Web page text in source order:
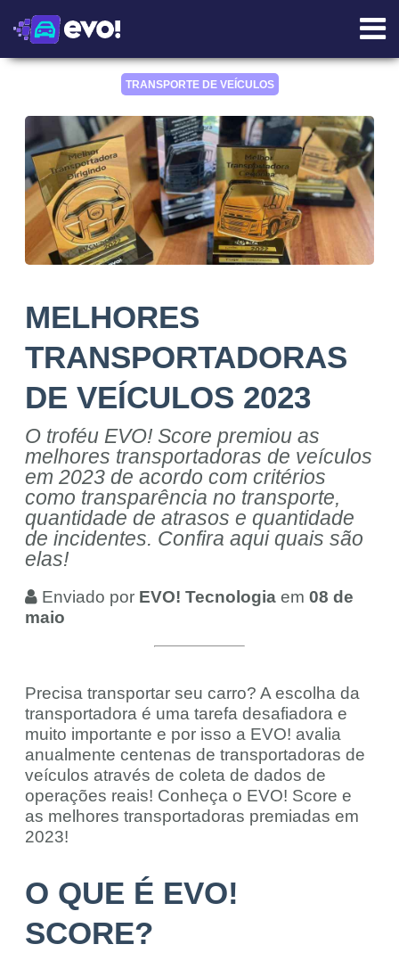
TRANSPORTE DE VEÍCULOS
MELHORES
TRANSPORTADORAS
DE VEÍCULOS 2023
O troféu EVO! Score premiou as
melhores transportadoras de veículos
em 2023 de acordo com critérios
como transparência no transporte,
quantidade de atrasos e quantidade
de incidentes. Confira aqui quais são
elas!
Enviado por EVO! Tecnologia em 08 de
maio
Precisa transportar seu carro? A escolha da
transportadora é uma tarefa desafiadora e
muito importante e por isso a EVO! avalia
anualmente centenas de transportadoras de
veículos através de coleta de dados de
operações reais! Conheça o EVO! Score e
as melhores transportadoras premiadas em
2023!
O QUE É EVO!
SCORE?